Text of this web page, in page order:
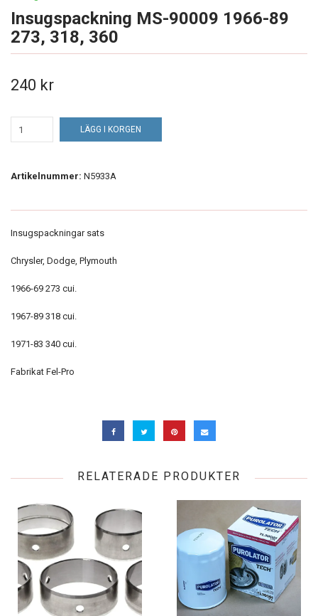
Insugspackning MS-90009 1966-89
273, 318, 360
240 kr
LÄGG I KORGEN
Artikelnummer: N5933A
Insugspackningar sats
Chrysler, Dodge, Plymouth
1966-69 273 cui.
1967-89 318 cui.
1971-83 340 cui.
Fabrikat Fel-Pro
RELATERADE PRODUKTER